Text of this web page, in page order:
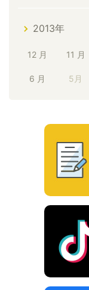
2013年
12 月 11 月
6 月 5月